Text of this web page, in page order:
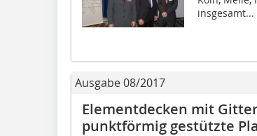
insgesamt...
Ausgabe 08/2017
Elementdecken mit
punktförmig gestützte